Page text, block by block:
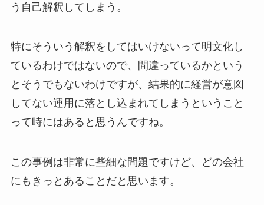
う自己解釈してしまう。
特にそういう解釈をしてはいけないって明文化し
ているわけではないので、間違っているかという
とそうでもないわけですが、結果的に経営が意図
してない運用に落とし込まれてしまうということ
って時にはあると思うんですね。
この事例は非常に些細な問題ですけど、どの会社
にもきっとあることだと思います。